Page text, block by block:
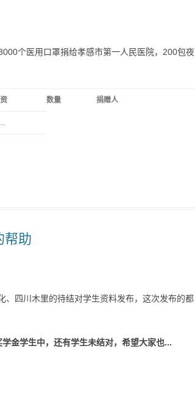
个医用口罩捐给孝感市第一人民医院，200包夜
数量 捐赠人
帮助
四川木里的待结对学生资料发布，这次发布的都
金学生中，还有学生未结对，希望大家也...